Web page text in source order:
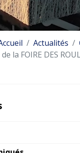
Actualités
la FOIRE DES